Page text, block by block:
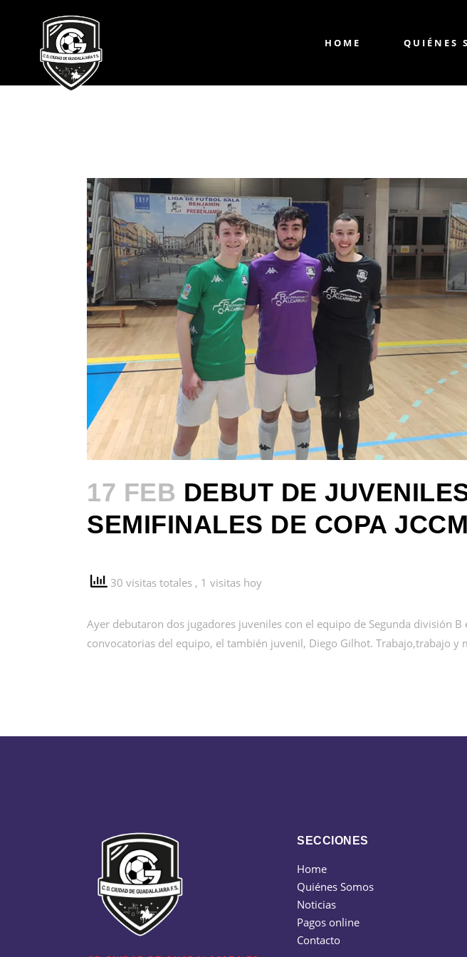
HOME QUIÉNES
17 FEB DEBUT DE
SEMIFINALES DE COPA JCCM
30 visitas totales , 1 visitas hoy
Ayer debutaron dos jugadores juveniles con el equipo de Segunda división
convocatorias del equipo, el también juvenil, Diego Gilhot. Trabajo,trabajo
SECCIONES
Home
Quiénes Somos
Noticias
Pagos online
Contacto